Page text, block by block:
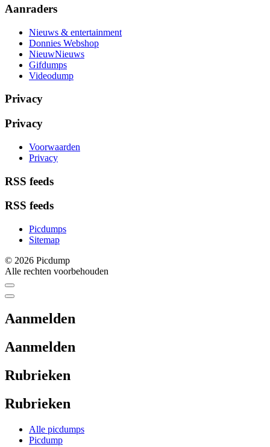
Aanraders
Nieuws & entertainment
Donnies Webshop
NieuwNieuws
Gifdumps
Videodump
Privacy
Privacy
Voorwaarden
Privacy
RSS feeds
RSS feeds
Picdumps
Sitemap
© 2026 Picdump
Alle rechten voorbehouden
Aanmelden
Aanmelden
Rubrieken
Rubrieken
Alle picdumps
Picdump